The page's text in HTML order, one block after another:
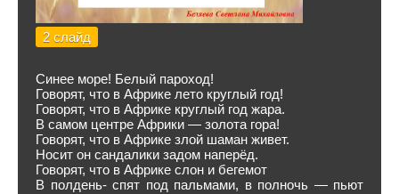
2 слайд
Синее море! Белый пароход!
Говорят, что в Африке лето круглый год!
Говорят, что в Африке круглый год жара.
В самом центре Африки — золота гора!
Говорят, что в Африке злой шаман живет.
Носит он сандалики задом наперёд.
Говорят, что в Африке слон и бегемот
В полдень- спят под пальмами, в полночь — пьют